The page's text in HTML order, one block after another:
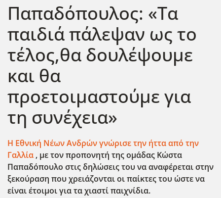
Παπαδόπουλος: «Τα
παιδιά πάλεψαν ως το
τέλος,θα δουλέψουμε
και θα
προετοιμαστούμε για
τη συνέχεια»
Η Εθνική Νέων Ανδρών γνώρισε την ήττα από την
Γαλλία , με τον προπονητή της ομάδας Κώστα
Παπαδόπουλο στις δηλώσεις του να αναφέρεται στην
ξεκούραση που χρειάζονται οι παίκτες του ώστε να
είναι έτοιμοι για τα χιαστί παιχνίδια.